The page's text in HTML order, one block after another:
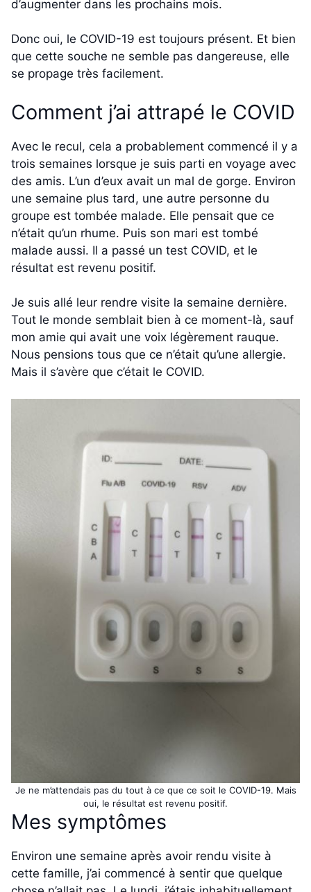
d’augmenter dans les prochains mois.
Donc oui, le COVID-19 est toujours présent. Et bien
que cette souche ne semble pas dangereuse, elle
se propage très facilement.
Comment j’ai attrapé le COVID
Avec le recul, cela a probablement commencé il y a
trois semaines lorsque je suis parti en voyage avec
des amis. L’un d’eux avait un mal de gorge. Environ
une semaine plus tard, une autre personne du
groupe est tombée malade. Elle pensait que ce
n’était qu’un rhume. Puis son mari est tombé
malade aussi. Il a passé un test COVID, et le
résultat est revenu positif.
Je suis allé leur rendre visite la semaine dernière.
Tout le monde semblait bien à ce moment-là, sauf
mon amie qui avait une voix légèrement rauque.
Nous pensions tous que ce n’était qu’une allergie.
Mais il s’avère que c’était le COVID.
Je ne m’attendais pas du tout à ce que ce soit le COVID-19. Mais
oui, le résultat est revenu positif.
Mes symptômes
Environ une semaine après avoir rendu visite à
cette famille, j’ai commencé à sentir que quelque